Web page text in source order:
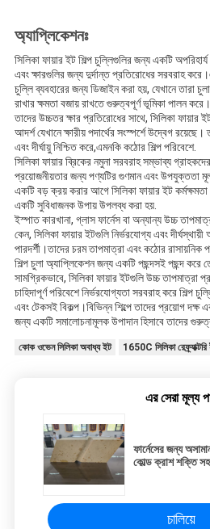
অ্যাপ্লিকেশনঃ
সিলিকা ফায়ার ইট শিল্প চুল্লিগুলির জন্য একটি
এবং ক্ষারগুলির জন্য দুর্দান্ত প্রতিরোধের সরবরাহ
চুল্লি ব্যবহারের জন্য ডিজাইন করা হয়, যেখানে তারা
রাখার ক্ষমতা বজায় রাখতে গুরুত্বপূর্ণ ভূমিকা পালন করে।
তাদের উচ্চতর ক্ষার প্রতিরোধের সাথে, সিলিকা
আদর্শ যেখানে ক্ষারীয় পদার্থের সংস্পর্শে উদ্বেগ
এবং দীর্ঘায়ু নিশ্চিত করে,এমনকি কঠোর শিল্প পরিবেশে.
সিলিকা ফায়ার ব্রিকের নমুনা সরবরাহ সম্ভাব্য গ্রাহকদের
প্রয়োজনীয়তার জন্য পণ্যটির গুণমান এবং উপযুক্ততা
একটি বড় ক্রয় করার আগে সিলিকা ফায়ার ইট কর্মক্ষমতা
একটি সুবিধাজনক উপায় উপলব্ধ করা হয়.
ইস্পাত কারখানা, গ্লাস ফার্নেস বা অন্যান্য উচ্চ
কেন, সিলিকা ফায়ার ইটগুলি নির্ভরযোগ্য এবং
পারদর্শী।তাদের চরম তাপমাত্রা এবং কঠোর রাসায়নিক
শিল্প চুলা অ্যাপ্লিকেশন জন্য একটি পছন্দসই পছন্দ করে
সামগ্রিকভাবে, সিলিকা ফায়ার ইটগুলি উচ্চ তাপমাত্রা
চাহিদাপূর্ণ পরিবেশে নির্ভরযোগ্যতা সরবরাহ করে
এবং টেকসই বিকল্প।বিভিন্ন শিল্পে তাদের প্রয়োগ দক্ষ
জন্য একটি সমালোচনামূলক উপাদান হিসাবে তাদের
কোক ওভেন সিলিকা অবাধ্য ইট 1650C সিলিকা
এর সেরা মূল্য
ফার্নেসের জন্য
কোল্ড ক্রাশ শক্তি সহ
চালিয়ে